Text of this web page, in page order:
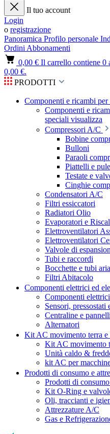
Il tuo account
Login
o registrazione
Panoramica Profilo personale
Ordini Abbonamenti
0,00 € Il carrello contiene 0
0,00 €.
PRODOTTI
Componenti e ricambi
Componenti e
speciali visualizza
Compressori A/C
Bobine
Bulloni
Paraoli
Piattelli e
Testate e
Cinghie
Condensatori A/C
Filtri essiccatori
Radiatori Olio
Evaporatori e
Elettroventilatori
Elettroventilatori
Valvole di
Tubi e raccordi
Bocchette e tubi aria
Filtri Abitacolo
Componenti elettrici ed
Componenti
Sensori, pressostati
Centraline e
Alternatori
Kit AC movimento terra
Kit AC movimento
Unità caldo &
kit AC per
Prodotti di consumo e
Prodotti di
Kit O-Ring e
Oli, traccianti e
Attrezzature A/C
Gas e